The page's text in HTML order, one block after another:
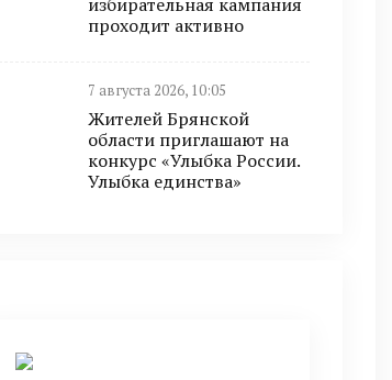
проходит активно
7 августа 2026, 10:05
Жителей Брянской
области приглашают на
конкурс «Улыбка России.
Улыбка единства»